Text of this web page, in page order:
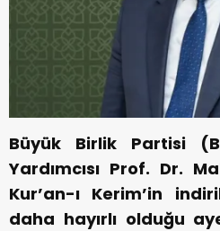
Büyük Birlik Partisi
Yardımcısı Prof. Dr.
Kur’an-ı Kerim’in
daha hayırlı olduğu